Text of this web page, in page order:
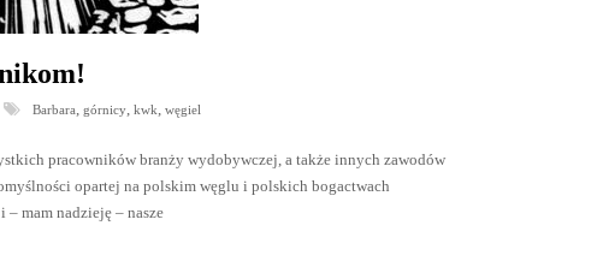
Barbara,górnicy,kwk,węgiel
pracowników branży wydobywczej, a także innych zawodów
opartej na polskim węglu i polskich bogactwach
– mam nadzieję – nasze